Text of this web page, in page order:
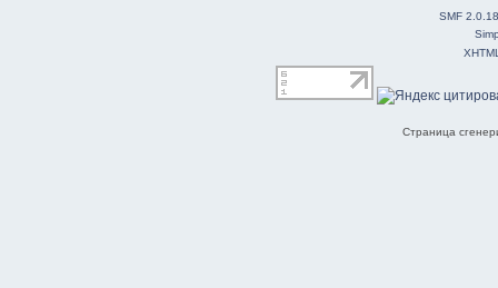
SMF 2.0.18
Страница